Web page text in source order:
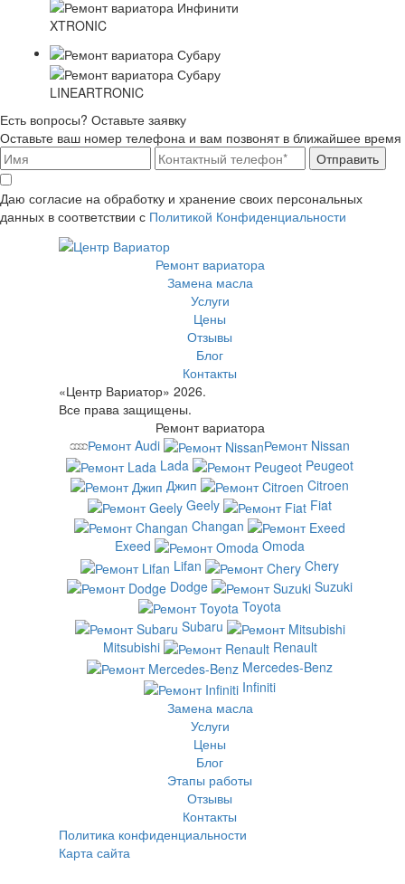
XTRONIC
LINEARTRONIC
Есть вопросы? Оставьте заявку
Оставьте ваш номер телефона и вам позвонят в ближайшее время
Отправить
Даю согласие на обработку и хранение своих персональных
данных в соответствии с Политикой Конфиденциальности
Ремонт вариатора
Замена масла
Услуги
Цены
Отзывы
Блог
Контакты
«Центр Вариатор» 2026.
Все права защищены.
Ремонт вариатора
Ремонт Audi
Ремонт Nissan
Lada
Peugeot
Джип
Citroen
Geely
Fiat
Changan
Exeed
Omoda
Lifan
Chery
Dodge
Suzuki
Toyota
Subaru
Mitsubishi
Renault
Mercedes-Benz
Infiniti
Замена масла
Услуги
Цены
Блог
Этапы работы
Отзывы
Контакты
Политика конфиденциальности
Карта сайта